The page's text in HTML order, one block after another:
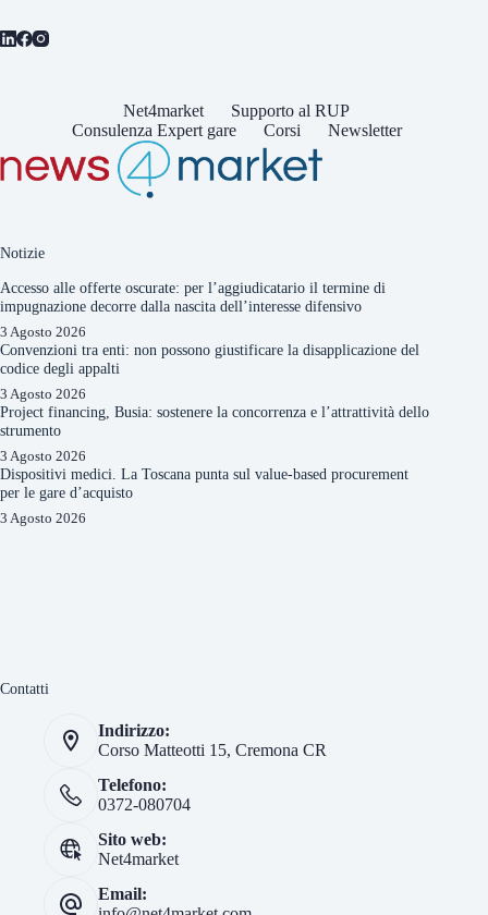
Net4market
Supporto al RUP
Consulenza Expert gare
Corsi Newsletter
Notizie
Accesso alle offerte oscurate: per l’aggiudicatario il termine di
impugnazione decorre dalla nascita dell’interesse difensivo
3 Agosto 2026
Convenzioni tra enti: non possono giustificare la disapplicazione del
codice degli appalti
3 Agosto 2026
Project financing, Busia: sostenere la concorrenza e l’attrattività dello
strumento
3 Agosto 2026
Dispositivi medici. La Toscana punta sul value-based procurement
per le gare d’acquisto
3 Agosto 2026
Contatti
Indirizzo:
Corso Matteotti 15, Cremona CR
Telefono:
0372-080704
Sito web:
Net4market
Email: